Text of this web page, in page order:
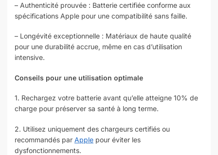
– Authenticité prouvée : Batterie certifiée conforme aux
spécifications Apple pour une compatibilité sans faille.
– Longévité exceptionnelle : Matériaux de haute qualité
pour une durabilité accrue, même en cas d’utilisation
intensive.
Conseils pour une utilisation optimale
1. Rechargez votre batterie avant qu’elle atteigne 10% de
charge pour préserver sa santé à long terme.
2. Utilisez uniquement des chargeurs certifiés ou
recommandés par Apple pour éviter les
dysfonctionnements.